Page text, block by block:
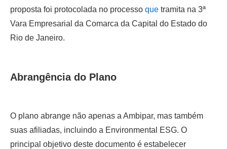
proposta foi protocolada no processo que tramita na 3ª
Vara Empresarial da Comarca da Capital do Estado do
Rio de Janeiro.
Abrangência do Plano
O plano abrange não apenas a Ambipar, mas também
suas afiliadas, incluindo a Environmental ESG. O
principal objetivo deste documento é estabelecer